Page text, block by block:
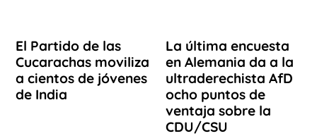
El Partido de las
Cucarachas moviliza
a cientos de jóvenes
de India
La última encuesta
en Alemania da a la
ultraderechista AfD
ocho puntos de
ventaja sobre la
CDU/CSU